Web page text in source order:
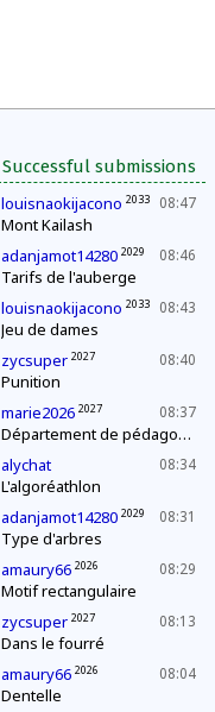
Successful submissions
08:47
louisnaokijacono 2033
Mont Kailash
08:46
adanjamot14280 2029
Tarifs de l'auberge
08:43
louisnaokijacono 2033
Jeu de dames
08:40
zycsuper 2027
Punition
08:37
marie2026 2027
Département de pédagogie : le « c'est plus, c'est moins »
08:34
alychat
L'algoréathlon
08:31
adanjamot14280 2029
Type d'arbres
08:29
amaury66 2026
Motif rectangulaire
08:13
zycsuper 2027
Dans le fourré
08:04
amaury66 2026
Dentelle